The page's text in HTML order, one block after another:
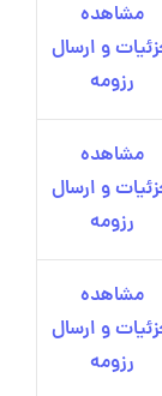
مشاهده
و ارسال
رزومه
مشاهده
و ارسال
رزومه
مشاهده
و ارسال
رزومه